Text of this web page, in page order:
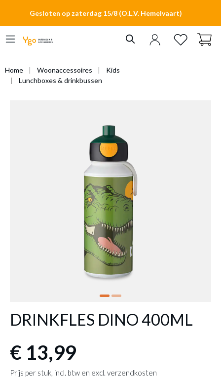
Gesloten op zaterdag 15/8 (O.L.V. Hemelvaart)
Home Woonaccessoires
Kids
Lunchboxes & drinkbussen
DRINKFLES DINO 400ML
€ 13,99
Prijs per stuk, incl. btw en excl. verzendkosten